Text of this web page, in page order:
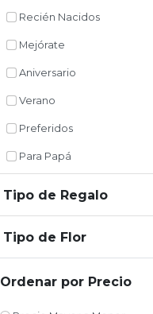
Recién Nacidos
Mejórate
Aniversario
Verano
Preferidos
Para Papá
Tipo de Regalo
Tipo de Flor
Ordenar por Precio